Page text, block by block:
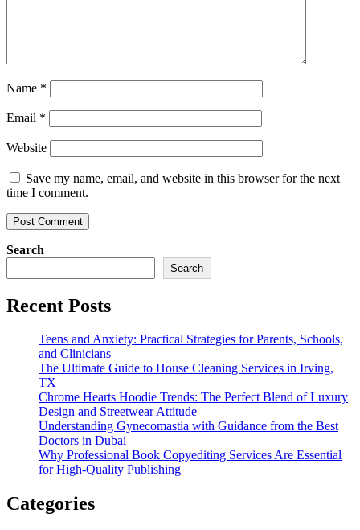
Name *
Email *
Website
Save my name, email, and website in this browser for the next
time I comment.
Search
Search
Recent Posts
Teens and Anxiety: Practical Strategies for Parents, Schools,
and Clinicians
The Ultimate Guide to House Cleaning Services in Irving,
TX
Chrome Hearts Hoodie Trends: The Perfect Blend of Luxury
Design and Streetwear Attitude
Understanding Gynecomastia with Guidance from the Best
Doctors in Dubai
Why Professional Book Copyediting Services Are Essential
for High-Quality Publishing
Categories